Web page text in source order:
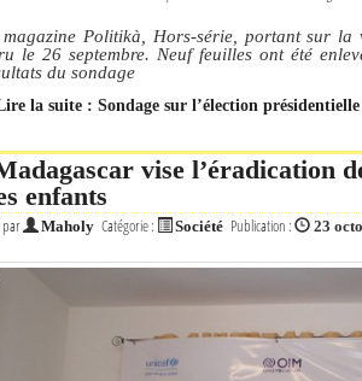
magazine Politikà, Hors-série, portant sur
le 26 septembre. Neuf feuilles ont été
du sondage
la suite : Sondage sur l’élection
vise l’éradication
enfants
par Maholy Catégorie : Société Publication : 23